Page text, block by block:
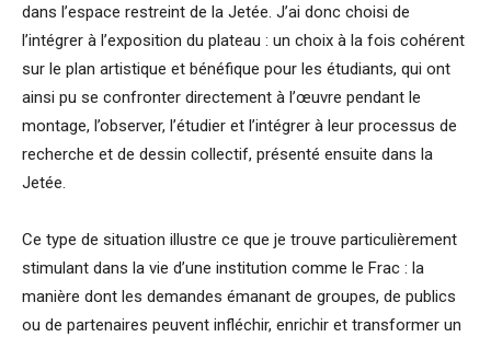
dans l’espace restreint de la Jetée. J’ai donc choisi de
l’intégrer à l’exposition du plateau : un choix à la fois cohérent
sur le plan artistique et bénéfique pour les étudiants, qui ont
ainsi pu se confronter directement à l’œuvre pendant le
montage, l’observer, l’étudier et l’intégrer à leur processus de
recherche et de dessin collectif, présenté ensuite dans la
Jetée.
Ce type de situation illustre ce que je trouve particulièrement
stimulant dans la vie d’une institution comme le Frac : la
manière dont les demandes émanant de groupes, de publics
ou de partenaires peuvent infléchir, enrichir et transformer un